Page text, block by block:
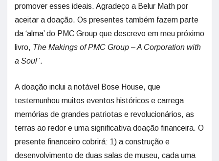
promover esses ideais. Agradeço a Belur Math por
aceitar a doação. Os presentes também fazem parte
da ‘alma’ do PMC Group que descrevo em meu próximo
livro, The Makings of PMC Group – A Corporation with
a Soul”.
A doação inclui a notável Bose House, que
testemunhou muitos eventos históricos e carrega
memórias de grandes patriotas e revolucionários, as
terras ao redor e uma significativa doação financeira. O
presente financeiro cobrirá: 1) a construção e
desenvolvimento de duas salas de museu, cada uma